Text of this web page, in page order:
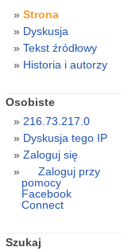
Strona
Dyskusja
Tekst źródłowy
Historia i autorzy
Osobiste
216.73.217.0
Dyskusja tego IP
Zaloguj się
Zaloguj przy
pomocy
Facebook
Connect
Szukaj